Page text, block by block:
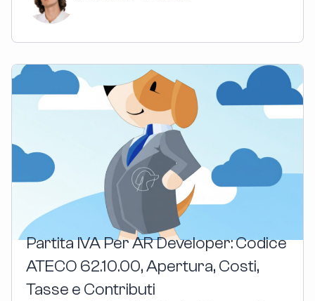
Partita IVA Per AR Developer: Codice
ATECO 62.10.00, Apertura, Costi,
Tasse e Contributi